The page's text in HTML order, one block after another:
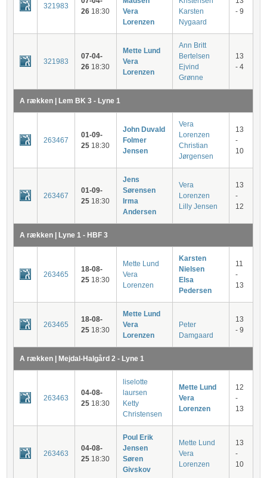
321983
26 18:30
Vera
Lorenzen
Karsten
Nygaard
- 9
321983
07-04-
26 18:30
Mette Lund
Vera
Lorenzen
Ann Britt
Bertelsen
Ejvind
Grønne
13
- 4
A rækken | Lem BK 3 - Lyne 1
263467
01-09-
25 18:30
John Duvald
Folmer
Jensen
Vera
Lorenzen
Christian
Jørgensen
13
-
10
263467
01-09-
25 18:30
Jens
Sørensen
Irma
Andersen
Vera
Lorenzen
Lilly Jensen
13
-
12
A rækken | Lyne 1 - HBF 3
263465
18-08-
25 18:30
Mette Lund
Vera
Lorenzen
Karsten
Nielsen
Elsa
Pedersen
11
-
13
263465
18-08-
25 18:30
Mette Lund
Vera
Lorenzen
Peter
Damgaard
13
- 9
A rækken | Mejdal-Halgård 2 - Lyne 1
263463
04-08-
25 18:30
liselotte
laursen
Ketty
Christensen
Mette Lund
Vera
Lorenzen
12
-
13
263463
04-08-
25 18:30
Poul Erik
Jensen
Søren
Givskov
Mette Lund
Vera
Lorenzen
13
-
10